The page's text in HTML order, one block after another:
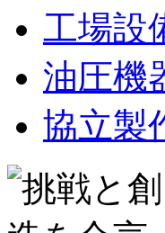
工場設
油圧機
協立製